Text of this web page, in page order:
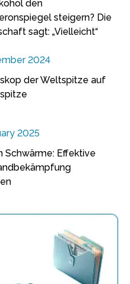
den
steigern? Die
sagt: „Vielleicht“
2024
der Weltspitze auf
2025
Schwärme: Effektive